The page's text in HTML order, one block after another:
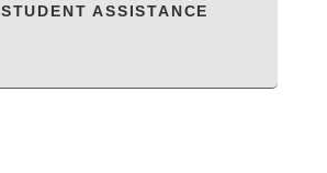
STUDENT ASSISTANCE